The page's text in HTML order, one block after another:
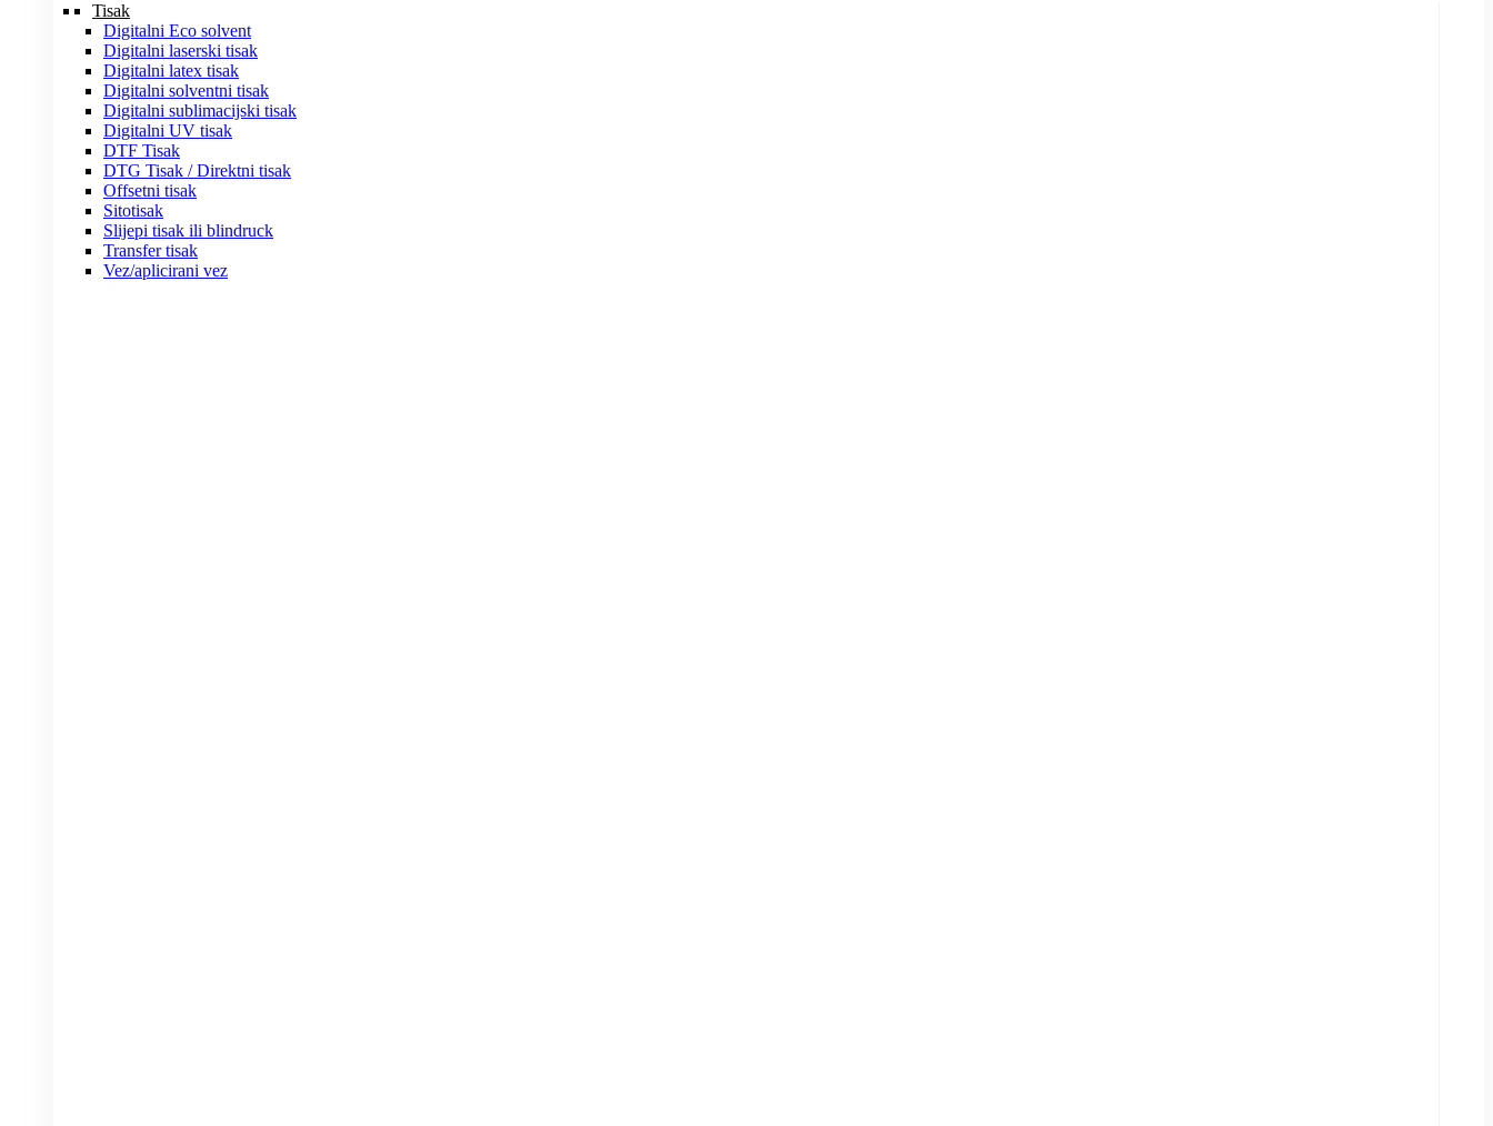
Tisak
Digitalni Eco solvent
Digitalni laserski tisak
Digitalni latex tisak
Digitalni solventni tisak
Digitalni sublimacijski tisak
Digitalni UV tisak
DTF Tisak
DTG Tisak / Direktni tisak
Offsetni tisak
Sitotisak
Slijepi tisak ili blindruck
Transfer tisak
Vez/aplicirani vez